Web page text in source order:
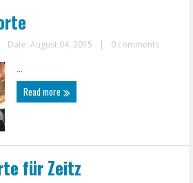
Date: August 04, 2015 | 0 comments
...
Read more
für Zeitz